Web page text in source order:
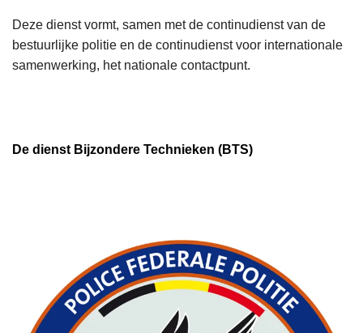
Deze dienst vormt, samen met de continudienst van de
bestuurlijke politie en de continudienst voor internationale
samenwerking, het nationale contactpunt.
De dienst Bijzondere Technieken (BTS)